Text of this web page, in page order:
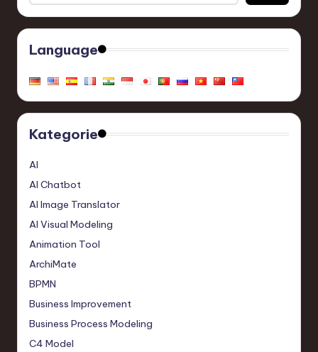
Language
Kategorie
AI
AI Chatbot
AI Image Translator
AI Visual Modeling
Animation Tool
ArchiMate
BPMN
Business Improvement
Business Process Modeling
C4 Model